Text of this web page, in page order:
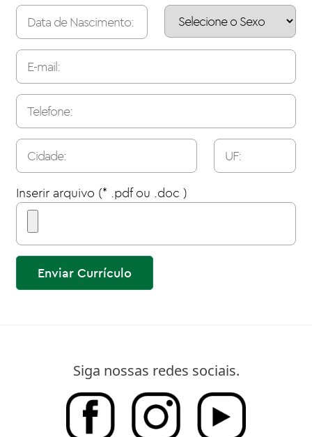
Inserir arquivo (* .pdf ou .doc )
Enviar Currículo
Siga nossas redes sociais.